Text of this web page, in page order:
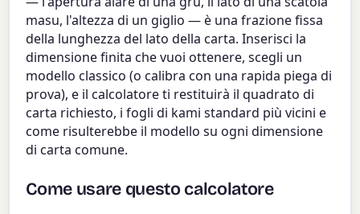
masu, l'altezza di un giglio — è una frazione fissa
della lunghezza del lato della carta. Inserisci la
dimensione finita che vuoi ottenere, scegli un
modello classico (o calibra con una rapida piega di
prova), e il calcolatore ti restituirà il quadrato di
carta richiesto, i fogli di kami standard più vicini e
come risulterebbe il modello su ogni dimensione
di carta comune.
Come usare questo calcolatore